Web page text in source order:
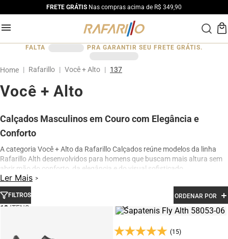
FRETE GRÁTIS Nas compras acima de R$ 349,90
FALTA PRA GARANTIR SEU FRETE GRÁTIS.
Rafarillo Você + Alto 137
Você + Alto
Calçados Masculinos em Couro com Elegância e
Conforto
A categoria Você + Alto da Rafarillo Calçados reúne modelos da linha
Rafarillo Alth desenvolvidos para homens que buscam mais altura sem
abrir mão do conforto, da elegância e do visual sofisticado.
Os calçados contam com elevação interna de até 7 cm, proporcionando
aumento de altura de forma discreta e natural. Produzidos em couro
legítimo e com acabamento premium, os modelos oferecem excelente
conforto para uso diário, além de design moderno para ocasiões sociais,
Na categoria Você + Alto, você encontra sapatos sociais, casuais,
Ler Mais
FILTROS ORDENAR POR
12
(15)